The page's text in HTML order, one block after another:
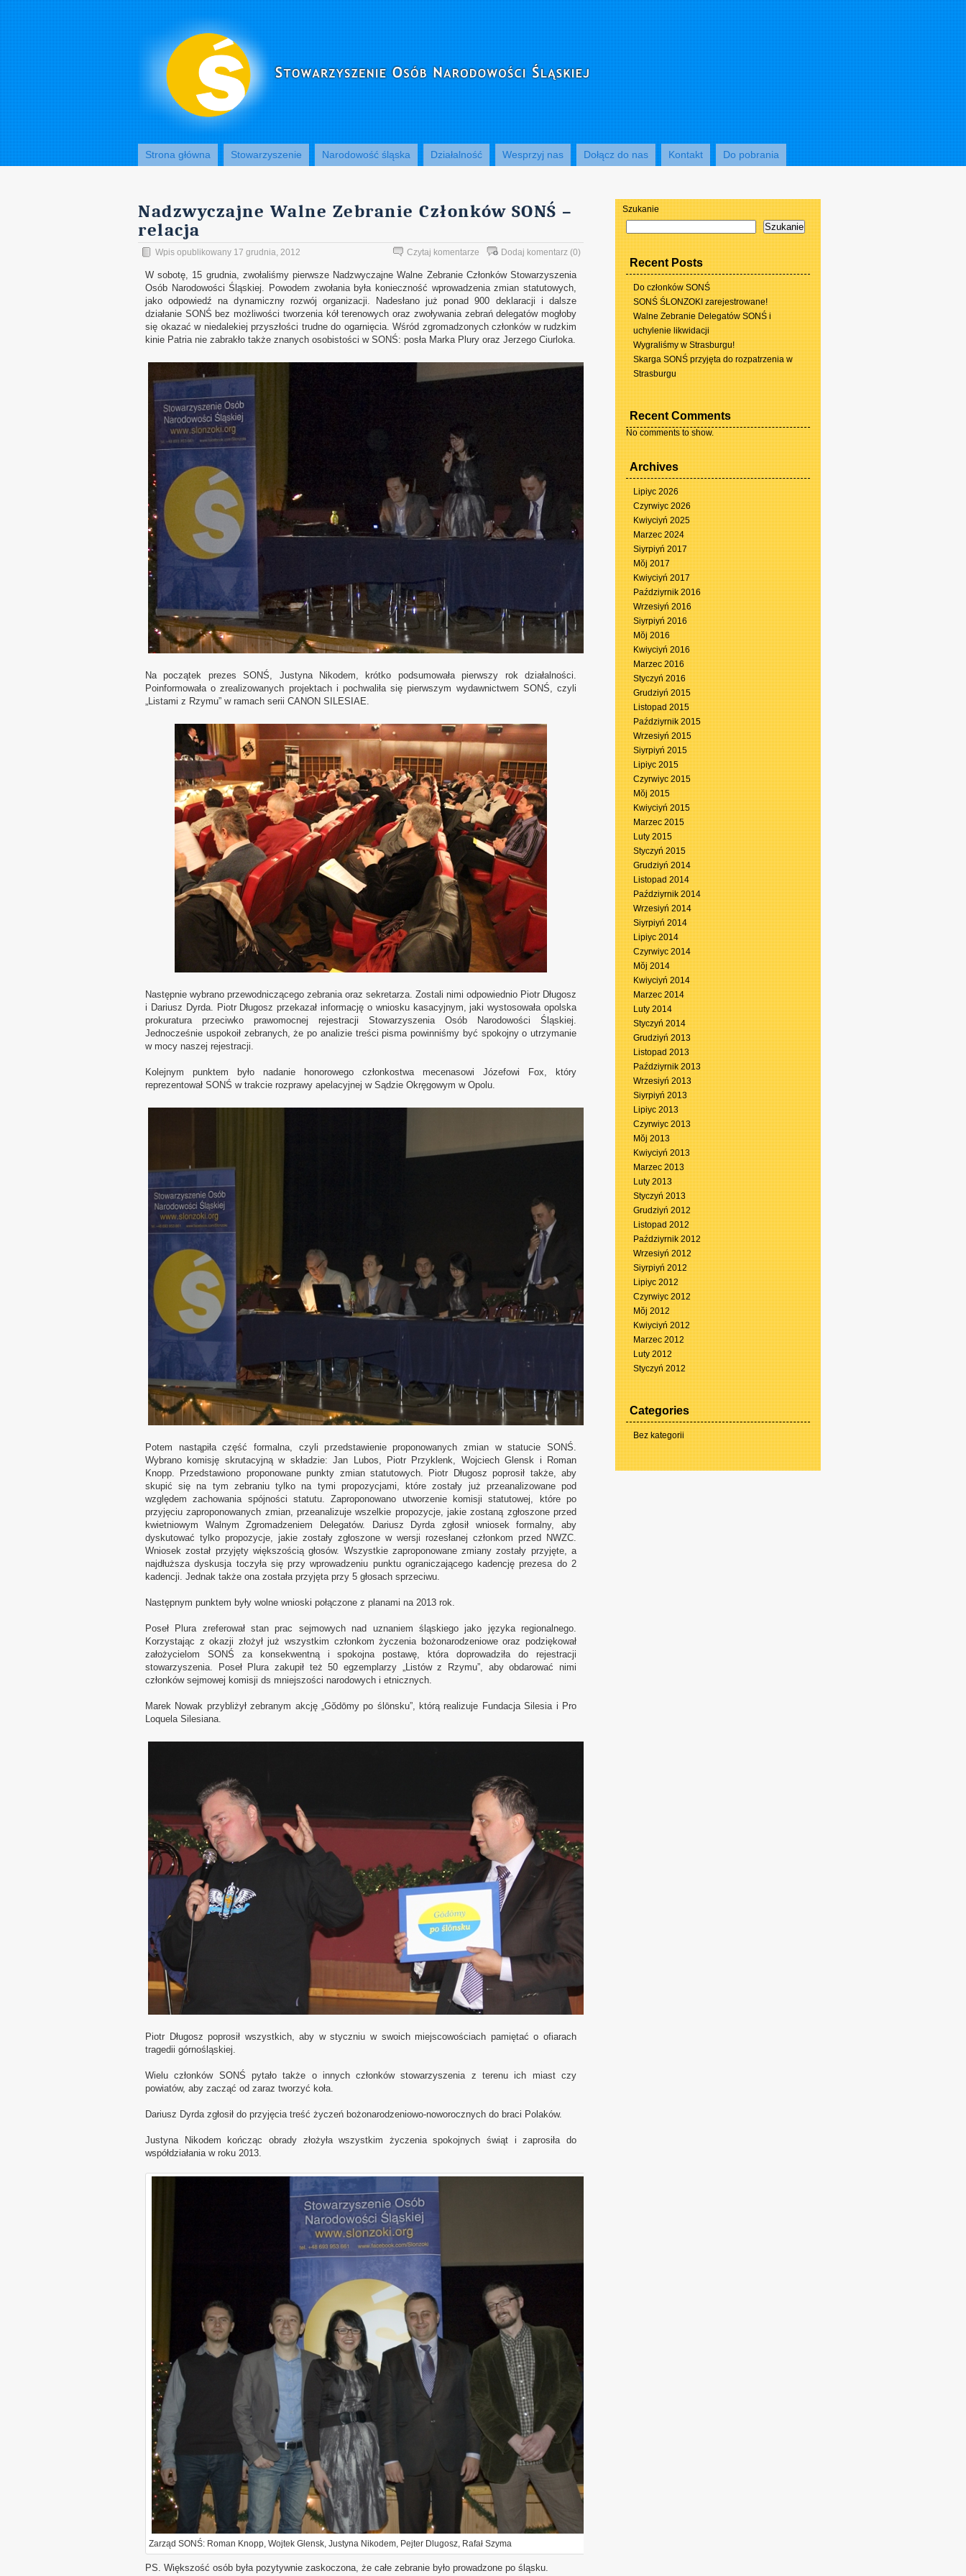
Strona główna Stowarzyszenie Narodowość śląska Działalność Wesprzyj nas Dołącz do nas Kontakt Do pobrania
Nadzwyczajne Walne Zebranie Członków SONŚ –
relacja
Wpis opublikowany 17 grudnia, 2012 Dodaj komentarz (0)
Czytaj komentarze
W sobotę, 15 grudnia, zwołaliśmy pierwsze Nadzwyczajne Walne Zebranie Członków Stowarzyszenia
Osób Narodowości Śląskiej. Powodem zwołania była konieczność wprowadzenia zmian statutowych,
jako odpowiedź na dynamiczny rozwój organizacji. Nadesłano już ponad 900 deklaracji i dalsze
działanie SONŚ bez możliwości tworzenia kół terenowych oraz zwoływania zebrań delegatów mogłoby
się okazać w niedalekiej przyszłości trudne do ogarnięcia. Wśród zgromadzonych członków w rudzkim
kinie Patria nie zabrakło także znanych osobistości w SONŚ: posła Marka Plury oraz Jerzego Ciurloka.
Na początek prezes SONŚ, Justyna Nikodem, krótko podsumowała pierwszy rok działalności.
Poinformowała o zrealizowanych projektach i pochwaliła się pierwszym wydawnictwem SONŚ, czyli
„Listami z Rzymu” w ramach serii CANON SILESIAE.
Następnie wybrano przewodniczącego zebrania oraz sekretarza. Zostali nimi odpowiednio Piotr Długosz
i Dariusz Dyrda. Piotr Długosz przekazał informację o wniosku kasacyjnym, jaki wystosowała opolska
prokuratura przeciwko prawomocnej rejestracji Stowarzyszenia Osób Narodowości Śląskiej.
Jednocześnie uspokoił zebranych, że po analizie treści pisma powinniśmy być spokojny o utrzymanie
w mocy naszej rejestracji.
Kolejnym punktem było nadanie honorowego członkostwa mecenasowi Józefowi Fox, który
reprezentował SONŚ w trakcie rozprawy apelacyjnej w Sądzie Okręgowym w Opolu.
Potem nastąpiła część formalna, czyli przedstawienie proponowanych zmian w statucie SONŚ.
Wybrano komisję skrutacyjną w składzie: Jan Lubos, Piotr Przyklenk, Wojciech Glensk i Roman
Knopp. Przedstawiono proponowane punkty zmian statutowych. Piotr Długosz poprosił także, aby
skupić się na tym zebraniu tylko na tymi propozycjami, które zostały już przeanalizowane pod
względem zachowania spójności statutu. Zaproponowano utworzenie komisji statutowej, które po
przyjęciu zaproponowanych zmian, przeanalizuje wszelkie propozycje, jakie zostaną zgłoszone przed
kwietniowym Walnym Zgromadzeniem Delegatów. Dariusz Dyrda zgłosił wniosek formalny, aby
dyskutować tylko propozycje, jakie zostały zgłoszone w wersji rozesłanej członkom przed NWZC.
Wniosek został przyjęty większością głosów. Wszystkie zaproponowane zmiany zostały przyjęte, a
najdłuższa dyskusja toczyła się przy wprowadzeniu punktu ograniczającego kadencję prezesa do 2
kadencji. Jednak także ona została przyjęta przy 5 głosach sprzeciwu.
Następnym punktem były wolne wnioski połączone z planami na 2013 rok.
Poseł Plura zreferował stan prac sejmowych nad uznaniem śląskiego jako języka regionalnego.
Korzystając z okazji złożył już wszystkim członkom życzenia bożonarodzeniowe oraz podziękował
założycielom SONŚ za konsekwentną i spokojna postawę, która doprowadziła do rejestracji
stowarzyszenia. Poseł Plura zakupił też 50 egzemplarzy „Listów z Rzymu”, aby obdarować nimi
członków sejmowej komisji ds mniejszości narodowych i etnicznych.
Marek Nowak przybliżył zebranym akcję „Gŏdōmy po ślōnsku”, którą realizuje Fundacja Silesia i Pro
Loquela Silesiana.
Piotr Długosz poprosił wszystkich, aby w styczniu w swoich miejscowościach pamiętać o ofiarach
tragedii górnośląskiej.
Wielu członków SONŚ pytało także o innych członków stowarzyszenia z terenu ich miast czy
powiatów, aby zacząć od zaraz tworzyć koła.
Dariusz Dyrda zgłosił do przyjęcia treść życzeń bożonarodzeniowo-noworocznych do braci Polaków.
Justyna Nikodem kończąc obrady złożyła wszystkim życzenia spokojnych świąt i zaprosiła do
współdziałania w roku 2013.
Zarząd SONŚ: Roman Knopp, Wojtek Glensk, Justyna Nikodem, Pejter Dlugosz, Rafał Szyma
PS. Większość osób była pozytywnie zaskoczona, że całe zebranie było prowadzone po śląsku.
Szukanie
Szukanie
Recent Posts
Do członków SONŚ
SONŚ ŚLONZOKI zarejestrowane!
Walne Zebranie Delegatów SONŚ i
uchylenie likwidacji
Wygraliśmy w Strasburgu!
Skarga SONŚ przyjęta do rozpatrzenia w
Strasburgu
Recent Comments
No comments to show.
Archives
Lipiyc 2026
Czyrwiyc 2026
Kwiyciyń 2025
Marzec 2024
Siyrpiyń 2017
Mŏj 2017
Kwiyciyń 2017
Paździyrnik 2016
Wrzesiyń 2016
Siyrpiyń 2016
Mŏj 2016
Kwiyciyń 2016
Marzec 2016
Styczyń 2016
Grudziyń 2015
Listopad 2015
Paździyrnik 2015
Wrzesiyń 2015
Siyrpiyń 2015
Lipiyc 2015
Czyrwiyc 2015
Mŏj 2015
Kwiyciyń 2015
Marzec 2015
Luty 2015
Styczyń 2015
Grudziyń 2014
Listopad 2014
Paździyrnik 2014
Wrzesiyń 2014
Siyrpiyń 2014
Lipiyc 2014
Czyrwiyc 2014
Mŏj 2014
Kwiyciyń 2014
Marzec 2014
Luty 2014
Styczyń 2014
Grudziyń 2013
Listopad 2013
Paździyrnik 2013
Wrzesiyń 2013
Siyrpiyń 2013
Lipiyc 2013
Czyrwiyc 2013
Mŏj 2013
Kwiyciyń 2013
Marzec 2013
Luty 2013
Styczyń 2013
Grudziyń 2012
Listopad 2012
Paździyrnik 2012
Wrzesiyń 2012
Siyrpiyń 2012
Lipiyc 2012
Czyrwiyc 2012
Mŏj 2012
Kwiyciyń 2012
Marzec 2012
Luty 2012
Styczyń 2012
Categories
Bez kategorii